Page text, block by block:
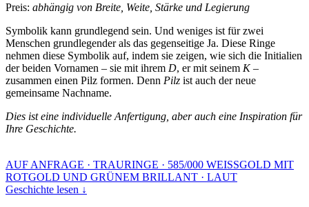
Preis: abhängig von Breite, Weite, Stärke und Legierung
Symbolik kann grundlegend sein. Und weniges ist für zwei
Menschen grundlegender als das gegenseitige Ja. Diese Ringe
nehmen diese Symbolik auf, indem sie zeigen, wie sich die Initialien
der beiden Vornamen – sie mit ihrem D, er mit seinem K–
zusammen einen Pilz formen. Denn Pilz ist auch der neue
gemeinsame Nachname.
Dies ist eine individuelle Anfertigung, aber auch eine Inspiration für
Ihre Geschichte.
AUF ANFRAGE · TRAURINGE · 585/000 WEISSGOLD MIT
ROTGOLD UND GRÜNEM BRILLANT · LAUT
Geschichte lesen ↓